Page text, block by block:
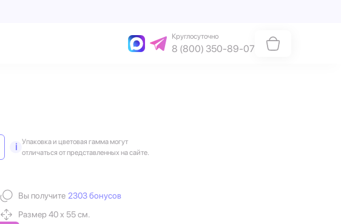
Круглосуточно
8 (800) 350-89-07
i
Упаковка и цветовая гамма могут
отличаться от представленных на сайте.
Вы получите 2303 бонусов
Размер 40 х 55 см.